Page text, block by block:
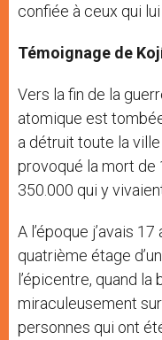
confiée à ceux qui
Témoignage de
Vers la fin de la
atomique est
a détruit toute la
provoqué la mort de
350.000 qui y
A l’époque j’avais
quatrième étage
l’épicentre, quand la
miraculeusement
personnes qui ont